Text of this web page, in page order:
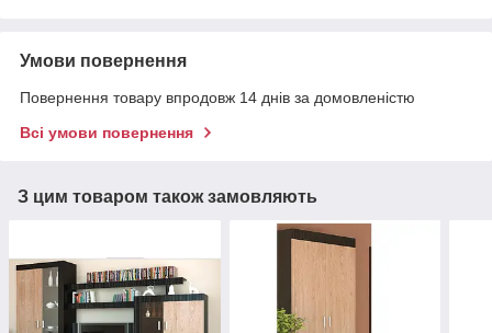
Умови повернення
Повернення товару впродовж 14 днів за домовленістю
Всі умови повернення
З цим товаром також замовляють